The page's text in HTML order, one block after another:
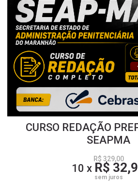
CURSO REDAÇÃO
SEAPMA
R$ 329,00
10 x R$
sem juros